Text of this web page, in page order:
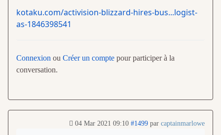
kotaku.com/activision-blizzard-hires-bus...logist-
as-1846398541
Connexion ou Créer un compte pour participer à la
conversation.
04 Mar 2021 09:10 #1499 par captainmarlowe